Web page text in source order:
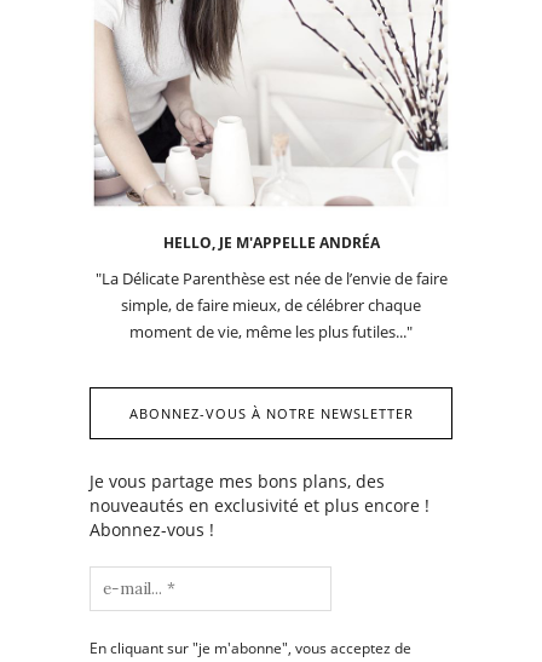
HELLO, JE M'APPELLE ANDRÉA
"La Délicate Parenthèse est née de l’envie de faire
simple, de faire mieux, de célébrer chaque
moment de vie, même les plus futiles..."
ABONNEZ-VOUS À NOTRE NEWSLETTER
Je vous partage mes bons plans, des
nouveautés en exclusivité et plus encore !
Abonnez-vous !
En cliquant sur "je m'abonne", vous acceptez de